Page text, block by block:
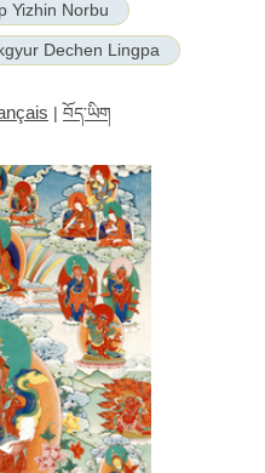
Yizhin Norbu
Dechen Lingpa
| བོད་ཡིག